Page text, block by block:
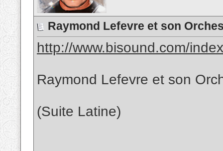
Raymond Lefevre et son
http://www.bisound.com/
Raymond Lefevre et son
(Suite Latine)